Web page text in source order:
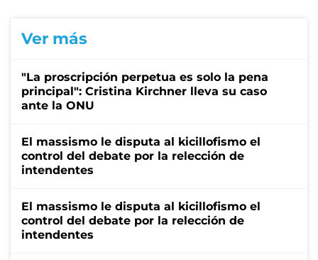
Ver más
"La proscripción perpetua es solo la pena
principal": Cristina Kirchner lleva su caso
ante la ONU
El massismo le disputa al kicillofismo el
control del debate por la relección de
intendentes
El massismo le disputa al kicillofismo el
control del debate por la relección de
intendentes